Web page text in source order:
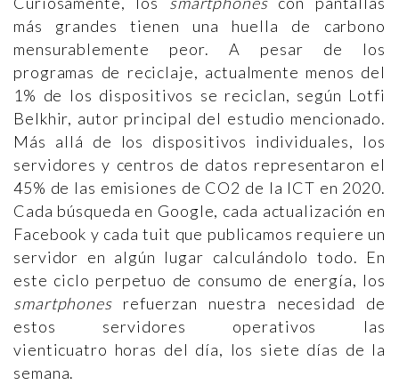
más grandes tienen una huella de carbono
mensurablemente peor. A pesar de los
programas de reciclaje, actualmente menos del
1% de los dispositivos se reciclan, según Lotfi
Belkhir, autor principal del estudio mencionado.
Más allá de los dispositivos individuales, los
servidores y centros de datos representaron el
45% de las emisiones de CO2 de la ICT en 2020.
Cada búsqueda en Google, cada actualización en
Facebook y cada tuit que publicamos requiere un
servidor en algún lugar calculándolo todo. En
este ciclo perpetuo de consumo de energía, los
smartphonesrefuerzan nuestra necesidad de
estos servidores operativos las
vienticuatro horas del día, los siete días de la
semana.